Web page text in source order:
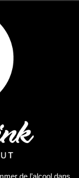
70CL
de l’alcool dans